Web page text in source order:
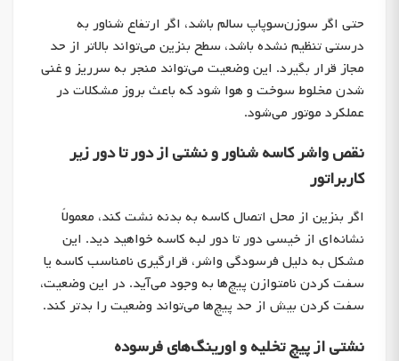
حتی اگر سوزن‌سوپاپ سالم باشد، اگر ارتفاع شناور به
درستی تنظیم نشده باشد، سطح بنزین می‌تواند بالاتر از حد
مجاز قرار بگیرد. این وضعیت می‌تواند منجر به سرریز و غنی
شدن مخلوط سوخت و هوا شود که باعث بروز مشکلات در
عملکرد موتور می‌شود.
نقص واشر کاسه شناور و نشتی از دور تا دور زیر
کاربراتور
اگر بنزین از محل اتصال کاسه به بدنه نشت کند، معمولاً
نشانه‌ای از خیسی دور تا دور لبه کاسه خواهید دید. این
مشکل به دلیل فرسودگی واشر، قرارگیری نامناسب کاسه یا
سفت کردن نامتوازن پیچ‌ها به وجود می‌آید. در این وضعیت،
سفت کردن بیش از حد پیچ‌ها می‌تواند وضعیت را بدتر کند.
نشتی از پیچ تخلیه و اورینگ‌های فرسوده